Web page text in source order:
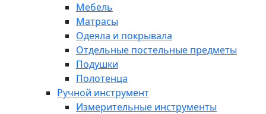
Мебель
Матрасы
Одеяла и покрывала
Отдельные постельные предметы
Подушки
Полотенца
Ручной инструмент
Измерительные инструменты